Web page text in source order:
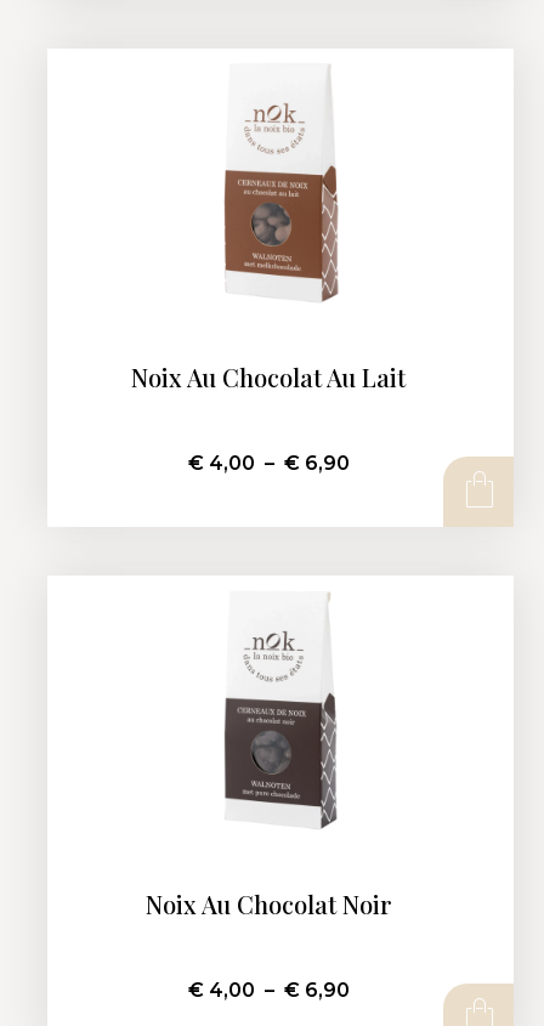
Noix Au Chocolat Au Lait
€4,00 – €6,90
Noix Au Chocolat Noir
€4,00 – €6,90